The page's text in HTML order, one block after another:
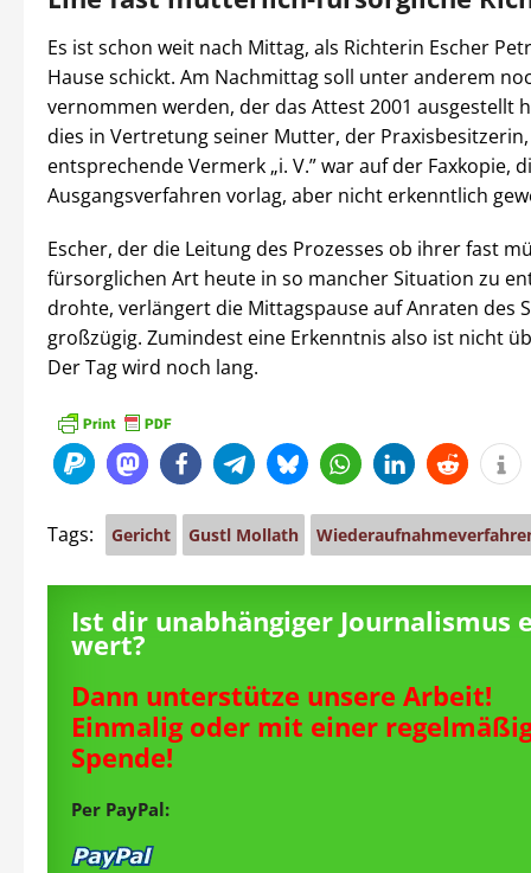
Es ist schon weit nach Mittag, als Richterin Escher
Hause schickt. Am Nachmittag soll unter anderem
vernommen werden, der das Attest 2001 ausgestellt
dies in Vertretung seiner Mutter, der
entsprechende Vermerk „i. V.” war auf der Faxkopie,
Ausgangsverfahren vorlag, aber nicht erkenntlich
Escher, der die Leitung des Prozesses ob ihrer fast
fürsorglichen Art heute in so mancher Situation zu
drohte, verlängert die Mittagspause auf Anraten des
großzügig. Zumindest eine Erkenntnis also ist nicht
Der Tag wird noch lang.
Tags: Gericht Gustl Mollath
Ist dir unabhängiger Journalismus
wert?
Dann unterstütze unsere Arbeit!
Einmalig oder mit einer
Spende!
Per PayPal: